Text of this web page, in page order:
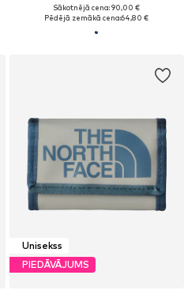
Sākotnējā cena: 90,00 €
Pēdējā zemākā cena:64,80 €
Unisekss
PIEDĀVĀJUMS